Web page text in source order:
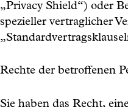
„Privacy Shield“) oder
spezieller vertraglicher
Rechte der betroffenen